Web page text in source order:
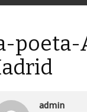
poeta-
admin